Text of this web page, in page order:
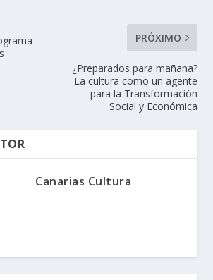
PRÓXIMO
¿Preparados para mañana?
La cultura como un agente
para la Transformación
Social y Económica
Canarias Cultura